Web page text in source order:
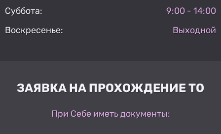
Суббота:
9:00 - 14:00
Воскресенье:
Выходной
ЗАЯВКА НА ПРОХОЖДЕНИЕ ТО
При Себе иметь документы: